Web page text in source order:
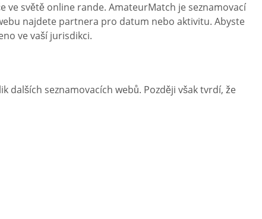
ve světě online rande. AmateurMatch je seznamovací
najdete partnera pro datum nebo aktivitu. Abyste
ve vaší jurisdikci.
dalších seznamovacích webů. Později však tvrdí, že